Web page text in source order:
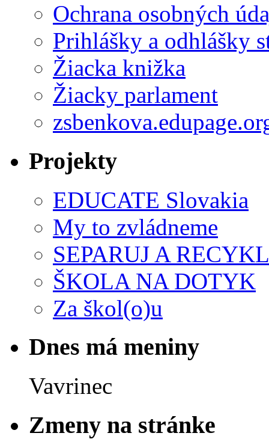
Ochrana osobných
Prihlášky a odhlášky
Žiacka knižka
Žiacky parlament
Projekty
EDUCATE Slovakia
My to zvládneme
SEPARUJ A
ŠKOLA NA DOTYK
Za škol(o)u
Dnes má meniny
Vavrinec
Zmeny na stránke